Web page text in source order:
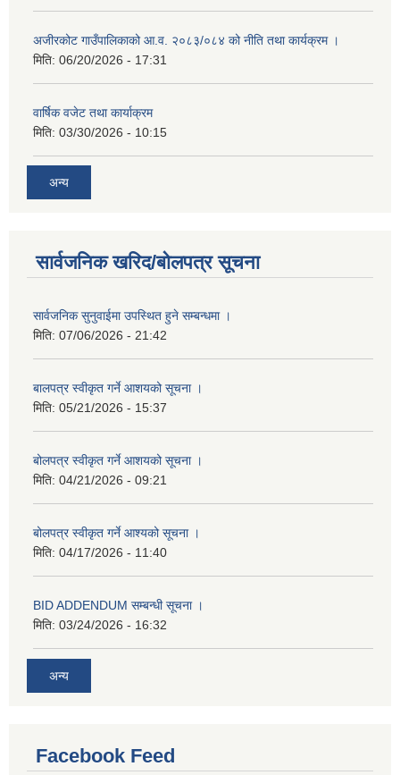
अजीरकोट गाउँपालिकाको आ.व. २०८३/०८४ को नीति तथा कार्यक्रम ।
मिति: 06/20/2026 - 17:31
वार्षिक वजेट तथा कार्याक्रम
मिति: 03/30/2026 - 10:15
अन्य
सार्वजनिक खरिद/बोलपत्र सूचना
सार्वजनिक सुनुवाईमा उपस्थित हुने सम्बन्धमा ।
मिति: 07/06/2026 - 21:42
बालपत्र स्वीकृत गर्ने आशयको सूचना ।
मिति: 05/21/2026 - 15:37
बोलपत्र स्वीकृत गर्ने आशयको सूचना ।
मिति: 04/21/2026 - 09:21
बोलपत्र स्वीकृत गर्ने आश्यको सूचना ।
मिति: 04/17/2026 - 11:40
BID ADDENDUM सम्बन्धी सूचना ।
मिति: 03/24/2026 - 16:32
अन्य
Facebook Feed